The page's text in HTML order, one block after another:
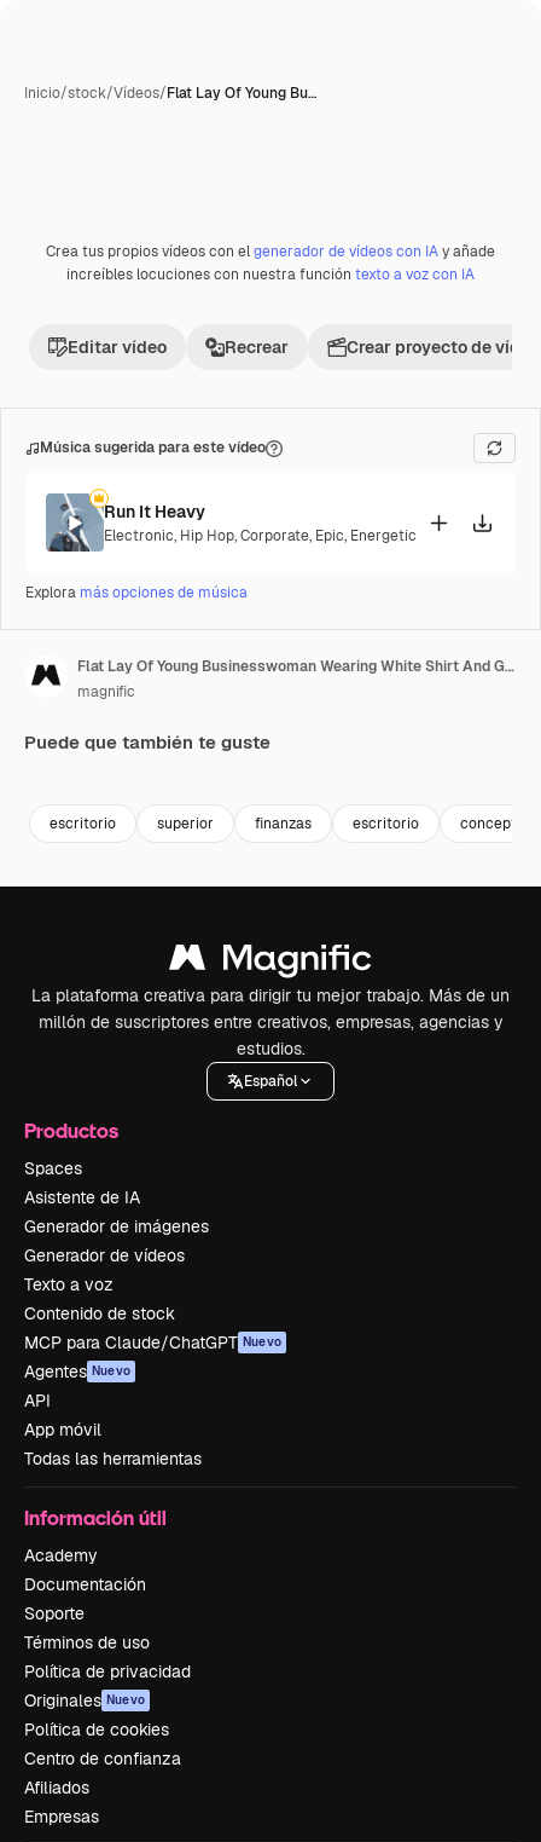
Inicio/stock/Vídeos/Flat Lay Of Young Bu…
Crea tus propios vídeos con elgenerador de vídeos con IAy añade
increíbles locuciones con nuestra función texto a voz con IA
Editar vídeo Recrear Crear proyecto de vídeo
Música sugerida para este vídeo
Run It Heavy
Electronic, Hip Hop,Corporate, Epic, Energetic
Explora más opciones de música
Flat Lay Of Young Businesswoman Wearing White Shirt And Glasses Sitting At Desktop At Pc Screen, Putting On Wireless Headphones And Answering Video Call From Business Partner
magnific
Puede que también te guste
escritorio superior finanzas escritorio concepto
La plataforma creativa para dirigir tu mejor trabajo. Más de un
millón de suscriptores entre creativos, empresas, agencias y
estudios.
Español
Productos
Spaces
Asistente de IA
Generador de imágenes
Generador de vídeos
Texto a voz
Contenido de stock
MCP para Claude/ChatGPT Nuevo
Agentes Nuevo
API
App móvil
Todas las herramientas
Información útil
Academy
Documentación
Soporte
Términos de uso
Política de privacidad
Originales Nuevo
Política de cookies
Centro de confianza
Afiliados
Empresas